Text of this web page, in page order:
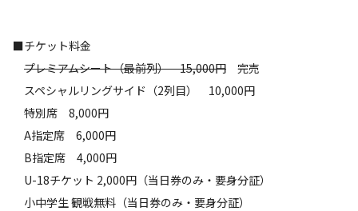
■チケット料金
プレミアムシート（最前列） 15,000円 完売
スペシャルリングサイド（2列目） 10,000円
特別席 8,000円
A指定席 6,000円
B指定席 4,000円
U-18チケット 2,000円（当日券のみ・要身分証）
小中学生 観戦無料（当日券のみ・要身分証）